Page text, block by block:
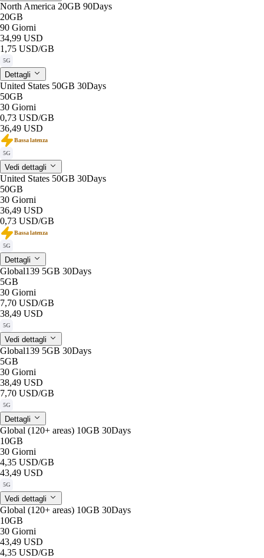
North America 20GB 90Days
20GB
90 Giorni
34,99 USD
1,75 USD/GB
5G
Dettagli
United States 50GB 30Days
50GB
30 Giorni
0,73 USD/GB
36,49 USD
Bassa latenza
5G
Vedi dettagli
United States 50GB 30Days
50GB
30 Giorni
36,49 USD
0,73 USD/GB
Bassa latenza
5G
Dettagli
Global139 5GB 30Days
5GB
30 Giorni
7,70 USD/GB
38,49 USD
5G
Vedi dettagli
Global139 5GB 30Days
5GB
30 Giorni
38,49 USD
7,70 USD/GB
5G
Dettagli
Global (120+ areas) 10GB 30Days
10GB
30 Giorni
4,35 USD/GB
43,49 USD
5G
Vedi dettagli
Global (120+ areas) 10GB 30Days
10GB
30 Giorni
43,49 USD
4,35 USD/GB